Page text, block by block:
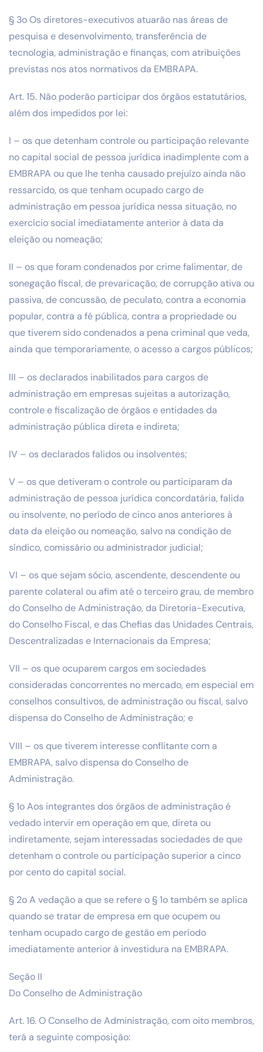
§ 3o Os diretores-executivos atuarão nas áreas de
pesquisa e desenvolvimento, transferência de
tecnologia, administração e finanças, com atribuições
previstas nos atos normativos da EMBRAPA.
Art. 15. Não poderão participar dos órgãos estatutários,
além dos impedidos por lei:
I – os que detenham controle ou participação relevante
no capital social de pessoa jurídica inadimplente com a
EMBRAPA ou que lhe tenha causado prejuízo ainda não
ressarcido, os que tenham ocupado cargo de
administração em pessoa jurídica nessa situação, no
exercício social imediatamente anterior à data da
eleição ou nomeação;
II – os que foram condenados por crime falimentar, de
sonegação fiscal, de prevaricação, de corrupção ativa ou
passiva, de concussão, de peculato, contra a economia
popular, contra a fé pública, contra a propriedade ou
que tiverem sido condenados a pena criminal que veda,
ainda que temporariamente, o acesso a cargos públicos;
III – os declarados inabilitados para cargos de
administração em empresas sujeitas a autorização,
controle e fiscalização de órgãos e entidades da
administração pública direta e indireta;
IV – os declarados falidos ou insolventes;
V – os que detiveram o controle ou participaram da
administração de pessoa jurídica concordatária, falida
ou insolvente, no período de cinco anos anteriores à
data da eleição ou nomeação, salvo na condição de
síndico, comissário ou administrador judicial;
VI – os que sejam sócio, ascendente, descendente ou
parente colateral ou afim até o terceiro grau, de membro
do Conselho de Administração, da Diretoria-Executiva,
do Conselho Fiscal, e das Chefias das Unidades Centrais,
Descentralizadas e Internacionais da Empresa;
VII – os que ocuparem cargos em sociedades
consideradas concorrentes no mercado, em especial em
conselhos consultivos, de administração ou fiscal, salvo
dispensa do Conselho de Administração; e
VIII – os que tiverem interesse conflitante com a
EMBRAPA, salvo dispensa do Conselho de
Administração.
§ 1o Aos integrantes dos órgãos de administração é
vedado intervir em operação em que, direta ou
indiretamente, sejam interessadas sociedades de que
detenham o controle ou participação superior a cinco
por cento do capital social.
§ 2o A vedação a que se refere o § 1o também se aplica
quando se tratar de empresa em que ocupem ou
tenham ocupado cargo de gestão em período
imediatamente anterior à investidura na EMBRAPA.
Seção II
Do Conselho de Administração
Art. 16. O Conselho de Administração, com oito membros,
terá a seguinte composição: